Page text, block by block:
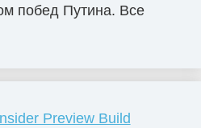
побед Путина. Все
Preview Build